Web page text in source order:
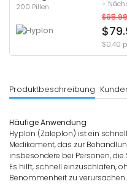
200 Pillen
+
$95.99
$0.40
Produktbeschreibung
Häufige Anwendung
Hyplon (Zaleplon) ist ein
Medikament, das zur
insbesondere bei Personen,
Es hilft, schnell einzuschlafen,
Benommenheit zu verursachen.